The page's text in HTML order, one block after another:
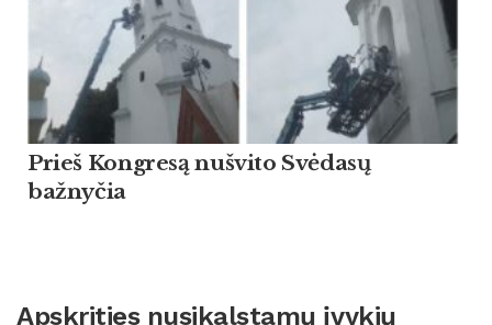
Prieš Kongresą nušvito Svėdasų
bažnyčia
Apskrities nusikalstamų įvykių